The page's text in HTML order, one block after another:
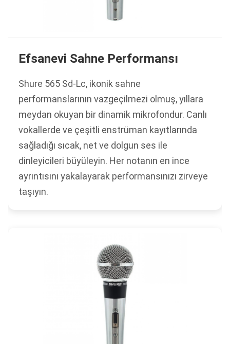
Efsanevi Sahne Performansı
Shure 565 Sd-Lc, ikonik sahne
performanslarının vazgeçilmezi olmuş, yıllara
meydan okuyan bir dinamik mikrofondur. Canlı
vokallerde ve çeşitli enstrüman kayıtlarında
sağladığı sıcak, net ve dolgun ses ile
dinleyicileri büyüleyin. Her notanın en ince
ayrıntısını yakalayarak performansınızı zirveye
taşıyın.